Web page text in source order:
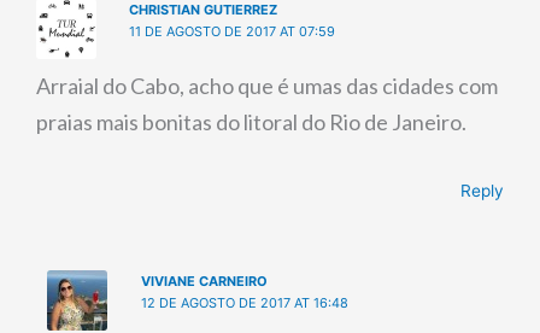
CHRISTIAN GUTIERREZ
11 DE AGOSTO DE 2017 AT 07:59
Arraial do Cabo, acho que é umas das cidades com
praias mais bonitas do litoral do Rio de Janeiro.
Reply
VIVIANE CARNEIRO
12 DE AGOSTO DE 2017 AT 16:48